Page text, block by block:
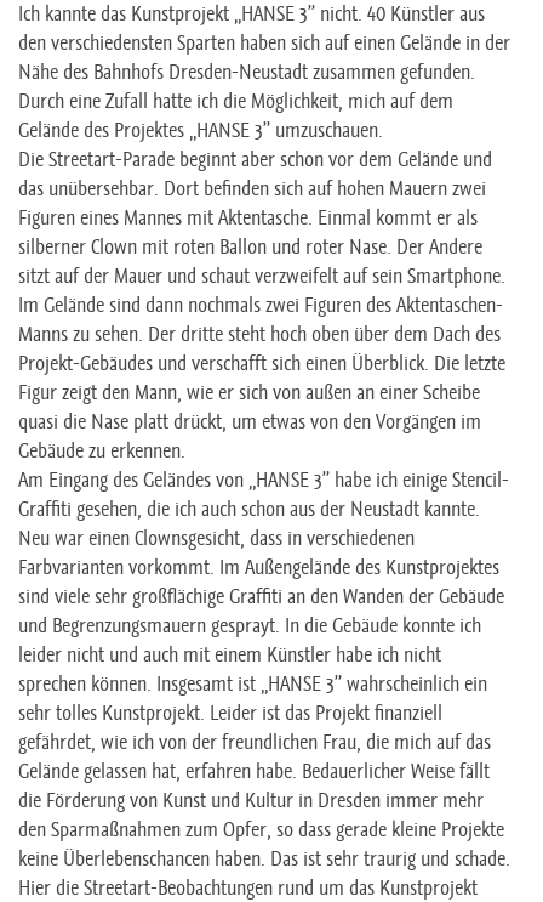
Ich kannte das Kunstprojekt „HANSE 3” nicht. 40 Künstler aus
den verschiedensten Sparten haben sich auf einen Gelände in der
Nähe des Bahnhofs Dresden-Neustadt zusammen gefunden.
Durch eine Zufall hatte ich die Möglichkeit, mich auf dem
Gelände des Projektes „HANSE 3” umzuschauen.
Die Streetart-Parade beginnt aber schon vor dem Gelände und
das unübersehbar. Dort befinden sich auf hohen Mauern zwei
Figuren eines Mannes mit Aktentasche. Einmal kommt er als
silberner Clown mit roten Ballon und roter Nase. Der Andere
sitzt auf der Mauer und schaut verzweifelt auf sein Smartphone.
Im Gelände sind dann nochmals zwei Figuren des Aktentaschen-
Manns zu sehen. Der dritte steht hoch oben über dem Dach des
Projekt-Gebäudes und verschafft sich einen Überblick. Die letzte
Figur zeigt den Mann, wie er sich von außen an einer Scheibe
quasi die Nase platt drückt, um etwas von den Vorgängen im
Gebäude zu erkennen.
Am Eingang des Geländes von „HANSE 3” habe ich einige Stencil-
Graffiti gesehen, die ich auch schon aus der Neustadt kannte.
Neu war einen Clownsgesicht, dass in verschiedenen
Farbvarianten vorkommt. Im Außengelände des Kunstprojektes
sind viele sehr großflächige Graffiti an den Wanden der Gebäude
und Begrenzungsmauern gesprayt. In die Gebäude konnte ich
leider nicht und auch mit einem Künstler habe ich nicht
sprechen können. Insgesamt ist „HANSE 3” wahrscheinlich ein
sehr tolles Kunstprojekt. Leider ist das Projekt finanziell
gefährdet, wie ich von der freundlichen Frau, die mich auf das
Gelände gelassen hat, erfahren habe. Bedauerlicher Weise fällt
die Förderung von Kunst und Kultur in Dresden immer mehr
den Sparmaßnahmen zum Opfer, so dass gerade kleine Projekte
keine Überlebenschancen haben. Das ist sehr traurig und schade.
Hier die Streetart-Beobachtungen rund um das Kunstprojekt